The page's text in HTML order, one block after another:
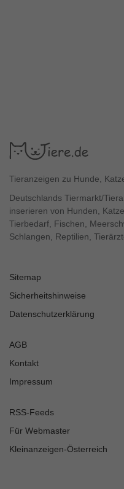
Tieranzeigen zu Hunde,
Deutschlands Tiermarkt/
inserieren von Hunden,
Tierbedarf, Fischen,
Schlangen, Reptilien,
Sitemap
Sicherheitshinweise
Datenschutzerklärung
AGB
Kontakt
Impressum
RSS-Feeds
Für Webmaster
Kleinanzeigen-Österreich